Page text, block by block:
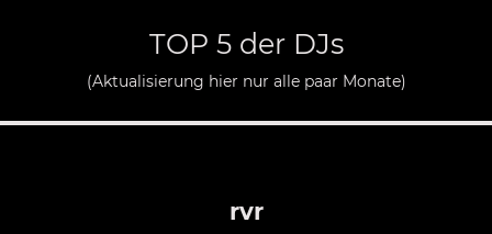
TOP 5 der DJs
(Aktualisierung hier nur alle paar Monate)
rvr